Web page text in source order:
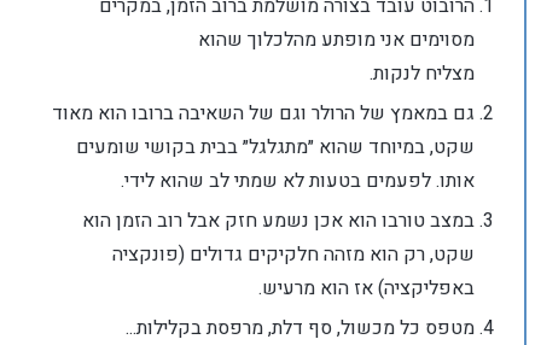
הרובוט עובד בצורה מושלמת ברוב הזמן, במקרים
מסוימים אני מופתע מהלכלוך שהוא
מצליח לנקות.
גם במאמץ של הרולר וגם של השאיבה ברובו הוא מאוד
שקט, במיוחד שהוא ״מתגלגל״ בבית בקושי שומעים
אותו. לפעמים בטעות לא שמתי לב שהוא לידי.
במצב טורבו הוא אכן נשמע חזק אבל רוב הזמן הוא
שקט, רק הוא מזהה חלקיקים גדולים (פונקציה
באפליקציה) אז הוא מרעיש.
מטפס כל מכשול, סף דלת, מרפסת בקלילות...